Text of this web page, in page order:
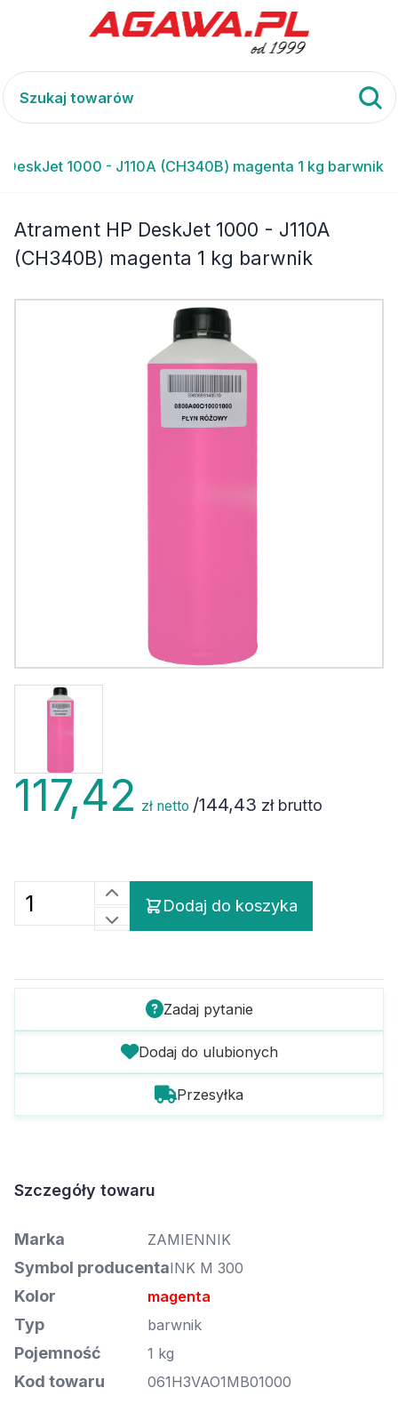
DeskJet 1000 - J110A (CH340B) magenta 1 kg barwnik
Atrament HP DeskJet 1000 - J110A
(CH340B) magenta 1 kg barwnik
117,42 zł netto /144,43 zł brutto
Dodaj do koszyka
Zadaj pytanie
Dodaj do ulubionych
Przesyłka
Szczegóły towaru
Marka ZAMIENNIK
Symbol producentaINK M 300
Kolor magenta
Typ barwnik
Pojemność 1 kg
Kod towaru 061H3VAO1MB01000